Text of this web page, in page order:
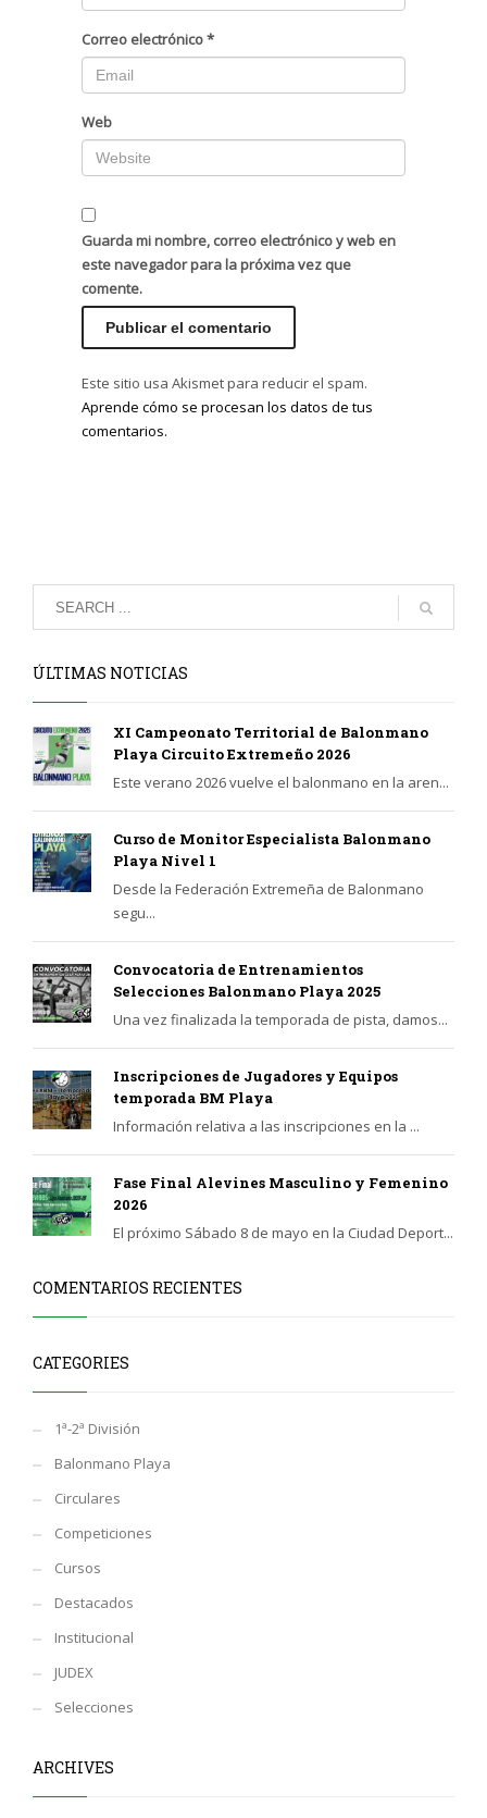
Correo electrónico*
Web
Guarda mi nombre, correo electrónico y web en
este navegador para la próxima vez que
comente.
Este sitio usa Akismet para reducir el spam.
Aprende cómo se procesan los datos de tus
comentarios.
ÚLTIMAS NOTICIAS
XI Campeonato Territorial de Balonmano
Playa Circuito Extremeño 2026
Este verano 2026 vuelve el balonmano en la aren...
Curso de Monitor Especialista Balonmano
Playa Nivel 1
Desde la Federación Extremeña de Balonmano
segu...
Convocatoria de Entrenamientos
Selecciones Balonmano Playa 2025
Una vez finalizada la temporada de pista, damos...
Inscripciones de Jugadores y Equipos
temporada BM Playa
Información relativa a las inscripciones en la ...
Fase Final Alevines Masculino y Femenino
2026
El próximo Sábado 8 de mayo en la Ciudad Deport...
COMENTARIOS RECIENTES
CATEGORIES
1ª-2ª División
Balonmano Playa
Circulares
Competiciones
Cursos
Destacados
Institucional
JUDEX
Selecciones
ARCHIVES